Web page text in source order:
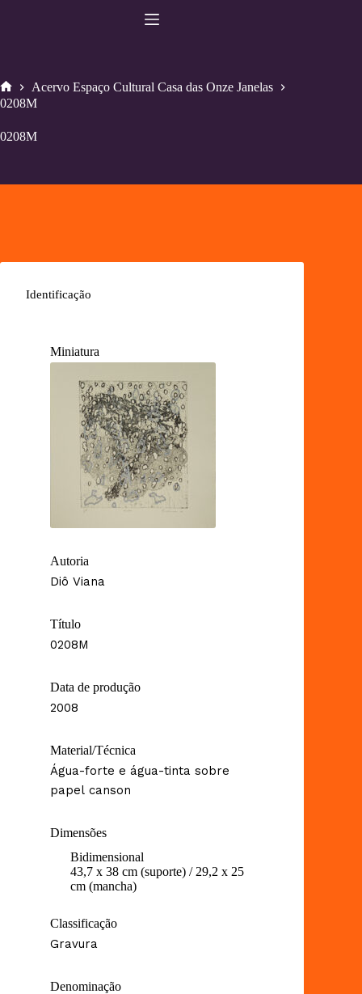
Home
Acervo Espaço Cultural Casa das Onze Janelas
0208M
0208M
Identificação
Miniatura
Autoria
Diô Viana
Título
0208M
Data de produção
2008
Material/Técnica
Água-forte e água-tinta sobre
papel canson
Dimensões
Bidimensional
43,7 x 38 cm (suporte) / 29,2 x 25
cm (mancha)
Classificação
Gravura
Denominação